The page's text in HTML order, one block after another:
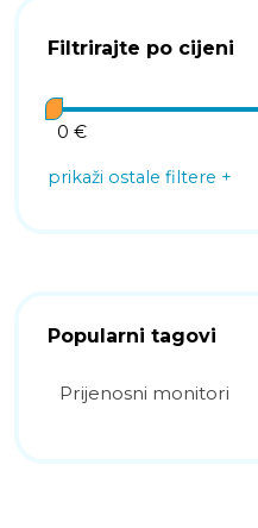
Filtrirajte po cijeni
0 €
prikaži ostale filtere
Popularni tagovi
Prijenosni monitori